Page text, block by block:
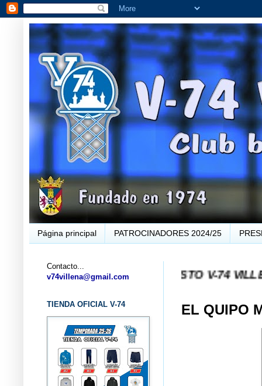
Página principal PATROCINADORES 2024/25
... CLUB BALONCESTO V-74 VILLENA
EL QUIPO
Contacto...
v74villena@gmail.com
TIENDA OFICIAL V-74